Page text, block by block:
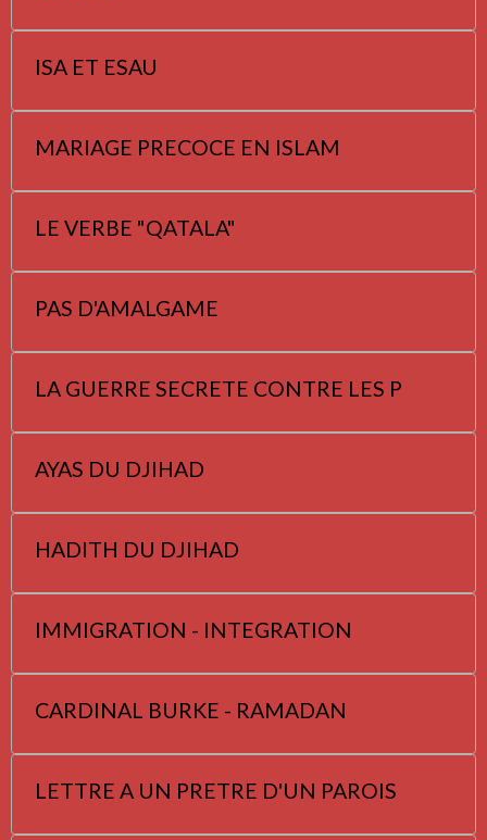
ISA ET ESAU
MARIAGE PRECOCE EN ISLAM
LE VERBE "QATALA"
PAS D'AMALGAME
LA GUERRE SECRETE CONTRE LES P
AYAS DU DJIHAD
HADITH DU DJIHAD
IMMIGRATION - INTEGRATION
CARDINAL BURKE - RAMADAN
LETTRE A UN PRETRE D'UN PAROIS